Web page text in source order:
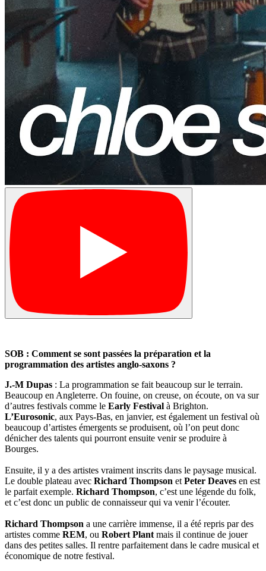
SOB : Comment se sont passées la préparation et la
programmation des artistes anglo-saxons ?
J.-M Dupas : La programmation se fait beaucoup sur le terrain.
Beaucoup en Angleterre. On fouine, on creuse, on écoute, on va sur
d’autres festivals comme le Early Festival à Brighton.
L’Eurosonic, aux Pays-Bas, en janvier, est également un festival où
beaucoup d’artistes émergents se produisent, où l’on peut donc
dénicher des talents qui pourront ensuite venir se produire à
Bourges.
Ensuite, il y a des artistes vraiment inscrits dans le paysage musical.
Le double plateau avec Richard Thompson et Peter Deaves en est
le parfait exemple. Richard Thompson, c’est une légende du folk,
et c’est donc un public de connaisseur qui va venir l’écouter.
Richard Thompson a une carrière immense, il a été repris par des
artistes comme REM, ou Robert Plant mais il continue de jouer
dans des petites salles. Il rentre parfaitement dans le cadre musical et
économique de notre festival.